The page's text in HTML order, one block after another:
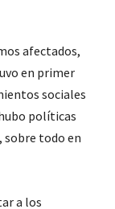
afectados,
en primer
sociales
políticas
sobre todo en
a los